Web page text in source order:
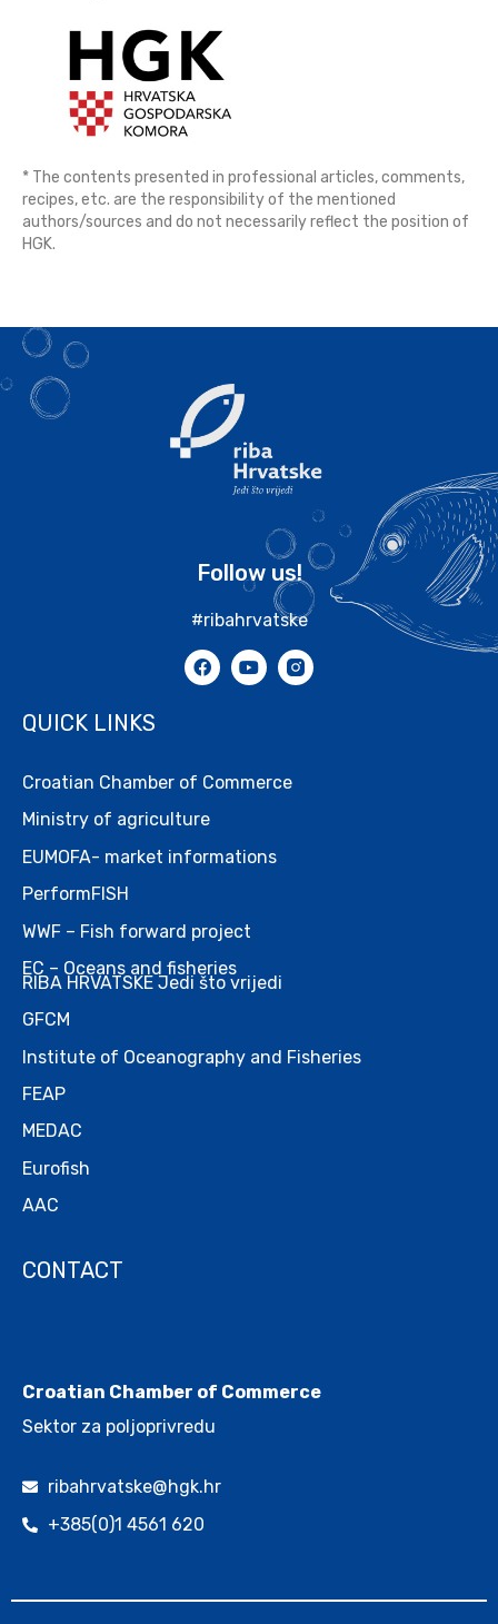
* The contents presented in professional articles, comments,
recipes, etc. are the responsibility of the mentioned
authors/sources and do not necessarily reflect the position of
HGK.
Follow us!
#ribahrvatske
QUICK LINKS
Croatian Chamber of Commerce
Ministry of agriculture
EUMOFA- market informations
PerformFISH
WWF – Fish forward project
EC – Oceans and fisheries
RIBA HRVATSKE Jedi što vrijedi
GFCM
Institute of Oceanography and Fisheries
FEAP
MEDAC
Eurofish
AAC
CONTACT
Croatian Chamber of Commerce
Sektor za poljoprivredu
ribahrvatske@hgk.hr
+385(0)1 4561 620